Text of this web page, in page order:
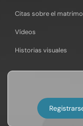
Citas sobre el
Vídeos
Historias visuales